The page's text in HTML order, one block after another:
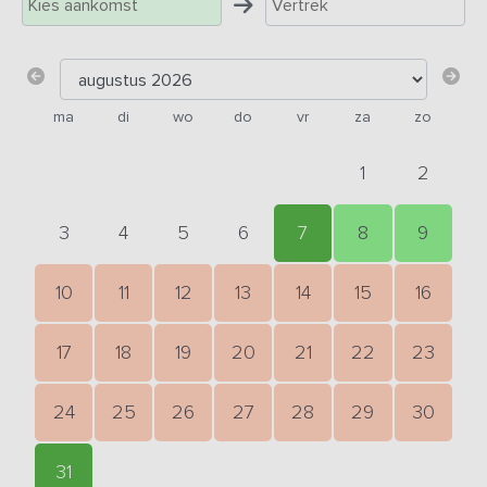
ma di wo do vr za zo
1 2
3 4 5 6 7 8 9
10 11 12 13 14 15 16
17 18 19 20 21 22 23
24 25 26 27 28 29 30
31